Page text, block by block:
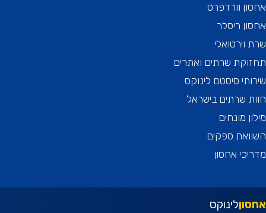
וורדפרס
ריסלר
שרתים ואתרים
סיסטם לינוקס
שרתים בישראל
מונחים
ספקים
אחסון
לינוקס